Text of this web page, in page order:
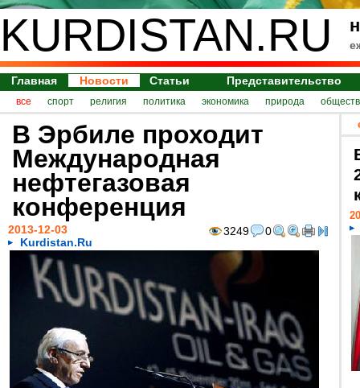
KURDISTAN.RU
Главная Новости Статьи Представительство
все спорт религия политика экономика природа
В Эрбиле проходит
Международная
нефтегазовая
конференция
3249 0
2013-12-03
Kurdistan.Ru